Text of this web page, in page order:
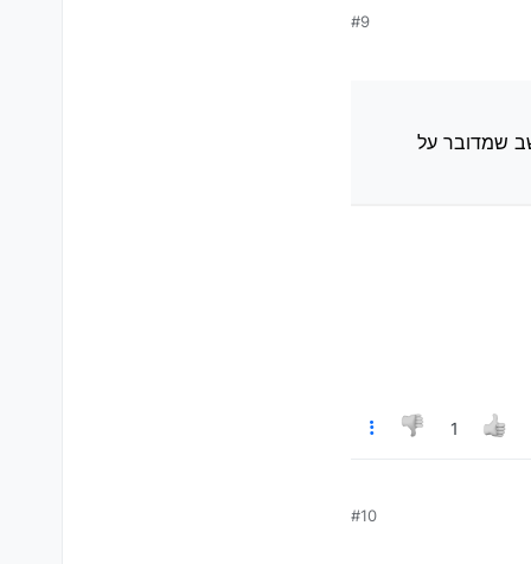
#9
500 הייתה שהוא חשב שמדובר על
1
#10